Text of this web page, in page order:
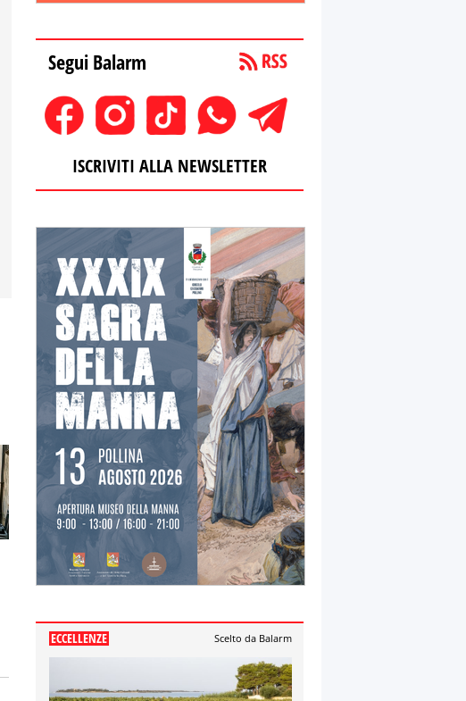
Segui Balarm
ISCRIVITI ALLA NEWSLETTER
ECCELLENZE Scelto da Balarm